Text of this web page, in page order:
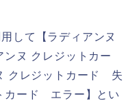
して【ラディアンヌ
ンヌ クレジットカー
クレジットカード 失
カード エラー】とい